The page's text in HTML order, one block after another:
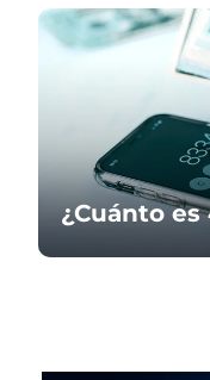
¿Cuánto es